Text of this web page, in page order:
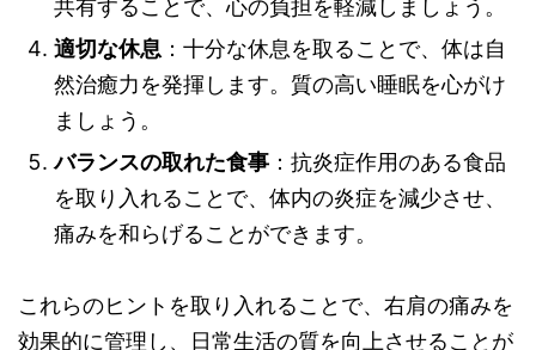
共有することで、心の負担を軽減しましょう。
適切な休息 ：十分な休息を取ることで、体は自
然治癒力を発揮します。質の高い睡眠を心がけ
ましょう。
バランスの取れた食事 ：抗炎症作用のある食品
を取り入れることで、体内の炎症を減少させ、
痛みを和らげることができます。
これらのヒントを取り入れることで、右肩の痛みを
効果的に管理し、日常生活の質を向上させることが